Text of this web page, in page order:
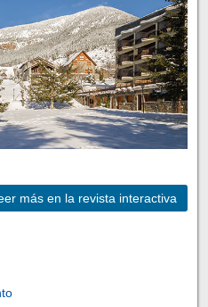
más en la revista interactiva